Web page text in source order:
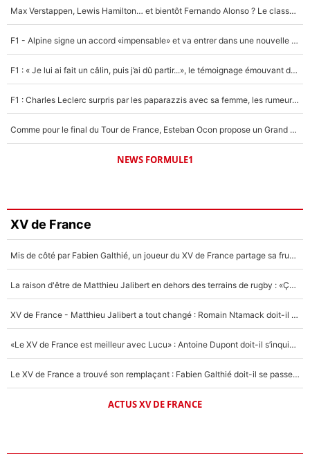
Max Verstappen, Lewis Hamilton… et bientôt Fernando Alonso ? Le classement des pilotes les mieux payés en Formule 1 risque de changer !
F1 - Alpine signe un accord «impensable» et va entrer dans une nouvelle dimension : Grande nouvelle pour Pierre Gasly !
F1 : « Je lui ai fait un câlin, puis j’ai dû partir...», le témoignage émouvant de Max Verstappen sur sa fille
F1 : Charles Leclerc surpris par les paparazzis avec sa femme, les rumeurs étaient vraies !
Comme pour le final du Tour de France, Esteban Ocon propose un Grand Prix de Formule 1 à Paris : «Autour de l’Arc de Triomphe, ce serait génial» !
NEWS FORMULE1
XV de France
Mis de côté par Fabien Galthié, un joueur du XV de France partage sa frustration : «ils ne me l’ont pas dit tout de suite»
La raison d'être de Matthieu Jalibert en dehors des terrains de rugby : «Ça m'atteint autant que si tu touches à un membre de ma famille»
XV de France - Matthieu Jalibert a tout changé : Romain Ntamack doit-il s’inquiéter pour sa place à un an de la Coupe du monde ?
«Le XV de France est meilleur avec Lucu» : Antoine Dupont doit-il s’inquiéter pour sa place ?
Le XV de France a trouvé son remplaçant : Fabien Galthié doit-il se passer d'Antoine Dupont ?
ACTUS XV DE FRANCE